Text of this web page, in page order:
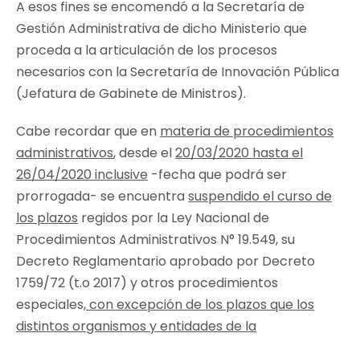
A esos fines se encomendó a la Secretaría de
Gestión Administrativa de dicho Ministerio que
proceda a la articulación de los procesos
necesarios con la Secretaría de Innovación Pública
(Jefatura de Gabinete de Ministros).
Cabe recordar que en materia de procedimientos
administrativos, desde el20/03/2020 hasta el
26/04/2020 inclusive -fecha que podrá ser
prorrogada- se encuentrasuspendido el curso de
los plazos regidos por la Ley Nacional de
Procedimientos Administrativos N° 19.549, su
Decreto Reglamentario aprobado por Decreto
1759/72 (t.o 2017) y otros procedimientos
especiales, con excepción de los plazos que los
distintos organismos y entidades de la